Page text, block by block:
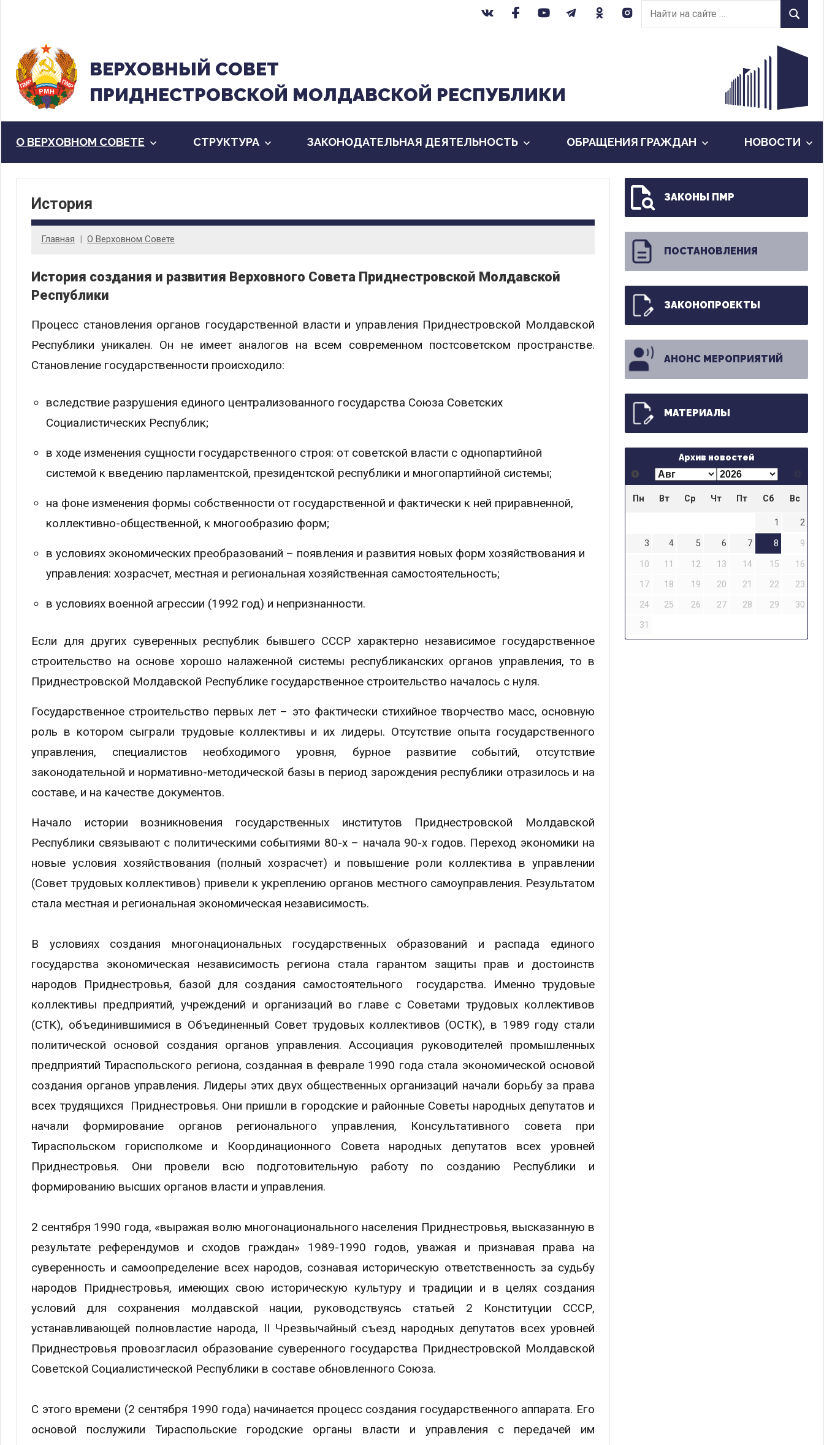
содержанию
Найти
на
Найти
ВЕРХОВНЫЙ CОВЕТ
ПРИДНЕСТРОВСКОЙ МОЛДАВСКОЙ РЕСПУБЛИКИ
О ВЕРХОВНОМ СОВЕТЕ CТРУКТУРА ЗАКОНОДАТЕЛЬНАЯ ДЕЯТЕЛЬНОСТЬ ОБРАЩЕНИЯ ГРАЖДАН НОВОСТИ
История
Главная О Верховном Совете
История создания и развития Верховного Совета Приднестровской Молдавской
Республики
Процесс становления органов государственной власти и управления Приднестровской Молдавской
Республики уникален. Он не имеет аналогов на всем современном постсоветском пространстве.
Становление государственности происходило:
вследствие разрушения единого централизованного государства Союза Советских
Социалистических Республик;
в ходе изменения сущности государственного строя: от советской власти с однопартийной
системой к введению парламентской, президентской республики и многопартийной системы;
на фоне изменения формы собственности от государственной и фактически к ней приравненной,
коллективно-общественной, к многообразию форм;
в условиях экономических преобразований – появления и развития новых форм хозяйствования и
управления: хозрасчет, местная и региональная хозяйственная самостоятельность;
в условиях военной агрессии (1992 год) и непризнанности.
Если для других суверенных республик бывшего СССР характерно независимое государственное
строительство на основе хорошо налаженной системы республиканских органов управления, то в
Приднестровской Молдавской Республике государственное строительство началось с нуля.
Государственное строительство первых лет – это фактически стихийное творчество масс, основную
роль в котором сыграли трудовые коллективы и их лидеры. Отсутствие опыта государственного
управления, специалистов необходимого уровня, бурное развитие событий, отсутствие
законодательной и нормативно-методической базы в период зарождения республики отразилось и на
составе, и на качестве документов.
Начало истории возникновения государственных институтов Приднестровской Молдавской
Республики связывают с политическими событиями 80-х – начала 90-х годов. Переход экономики на
новые условия хозяйствования (полный хозрасчет) и повышение роли коллектива в управлении
(Совет трудовых коллективов) привели к укреплению органов местного самоуправления. Результатом
стала местная и региональная экономическая независимость.
В условиях создания многонациональных государственных образований и распада единого
государства экономическая независимость региона стала гарантом защиты прав и достоинств
народов Приднестровья, базой для создания самостоятельного государства. Именно трудовые
коллективы предприятий, учреждений и организаций во главе с Советами трудовых коллективов
(СТК), объединившимися в Объединенный Совет трудовых коллективов (ОСТК), в 1989 году стали
политической основой создания органов управления. Ассоциация руководителей промышленных
предприятий Тираспольского региона, созданная в феврале 1990 года стала экономической основой
создания органов управления. Лидеры этих двух общественных организаций начали борьбу за права
всех трудящихся Приднестровья. Они пришли в городские и районные Советы народных депутатов и
начали формирование органов регионального управления, Консультативного совета при
Тираспольском горисполкоме и Координационного Совета народных депутатов всех уровней
Приднестровья. Они провели всю подготовительную работу по созданию Республики и
формированию высших органов власти и управления.
2 сентября 1990 года, «выражая волю многонационального населения Приднестровья, высказанную в
результате референдумов и сходов граждан» 1989-1990 годов, уважая и признавая права на
суверенность и самоопределение всех народов, сознавая историческую ответственность за судьбу
народов Приднестровья, имеющих свою историческую культуру и традиции и в целях создания
условий для сохранения молдавской нации, руководствуясь статьей 2 Конституции СССР,
устанавливающей полновластие народа, II Чрезвычайный съезд народных депутатов всех уровней
Приднестровья провозгласил образование суверенного государства Приднестровской Молдавской
Советской Социалистической Республики в составе обновленного Союза.
С этого времени (2 сентября 1990 года) начинается процесс создания государственного аппарата. Его
основой послужили Тираспольские городские органы власти и управления с передачей им
ЗАКОНЫ ПМР
ПОСТАНОВЛЕНИЯ
ЗАКОНОПРОЕКТЫ
АНОНС МЕРОПРИЯТИЙ
МАТЕРИАЛЫ
Архив новостей
Пн Вт Ср Чт Пт Сб Вс
1
2
3
4 5 6 7 8
9
10
11 12 13 14 15
16
17
18 19 20 21 22
23
24
25 26 27 28 29
30
31